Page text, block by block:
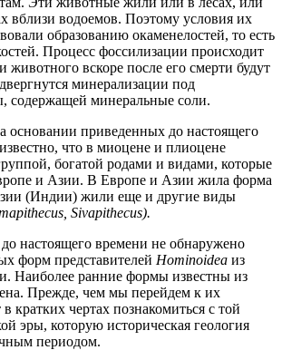
вблизи водоемов. Поэтому условия их
образованию окаменелостей, то есть
Процесс фоссилизации происходит
животного вскоре после его смерти будут
минерализации под
содержащей минеральные соли.
основании приведенных до настоящего
что в миоцене и плиоцене
богатой родами и видами, которые
и Азии. В Европе и Азии жила форма
(Индии) жили еще и другие виды
Sivapithecus).
настоящего времени не обнаружено
форм представителей Hominoidea из
Наиболее ранние формы известны из
Прежде, чем мы перейдем к их
кратких чертах познакомиться с той
эры, которую историческая геология
периодом.